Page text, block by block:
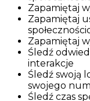
Zapamiętaj
Zapamiętaj
Zapamiętaj
Śledź
interakcje
Śledź swoją
swojego
Śledź czas